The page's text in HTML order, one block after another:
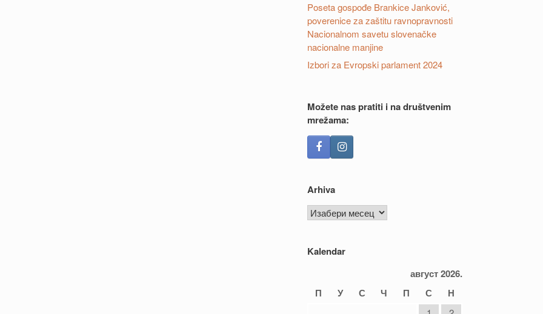
Poseta gospođe Brankice Janković,
poverenice za zaštitu ravnopravnosti
Nacionalnom savetu slovenačke
nacionalne manjine
Izbori za Evropski parlament 2024
Možete nas pratiti i na društvenim
mrežama:
Arhiva
Arhiva
Kalendar
август 2026.
П
У С Ч П С Н